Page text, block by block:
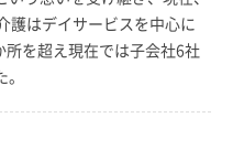
護はデイサービスを中心に
を超え現在では子会社6社